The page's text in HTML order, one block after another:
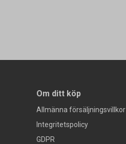
Om ditt köp
Allmänna försäljningsvillkor
Integritetspolicy
GDPR